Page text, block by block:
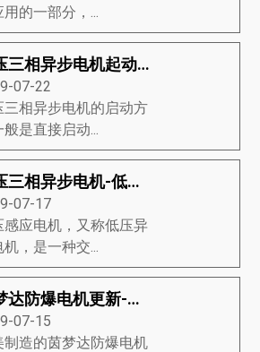
用的一部分，...
低压三相异步电机起动方法-低压三相异步电机启动方式分类、启动图、启动装置等知识详解
07-22
三相异步电机的启动方
般是直接启动...
低压三相异步电机-低压三相异步电机的结构和图片
07-17
感应电机，又称低压异
机，是一种交...
茵梦达防爆电机更新-茵梦达防爆电机的新功能
07-15
制造的茵梦达防爆电机​